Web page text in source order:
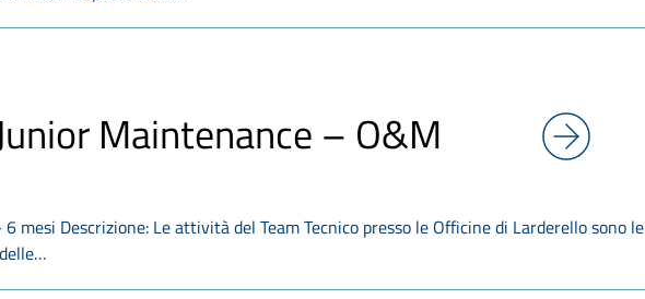
Maintenance – O&M
mesi Descrizione: Le attività del Team Tecnico presso le Officine di Larderello sono le